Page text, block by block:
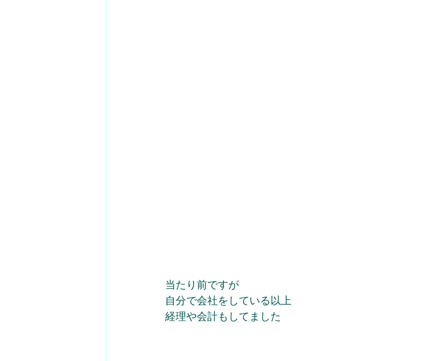
当たり前ですが
自分で会社をしている以上
経理や会計もしてました